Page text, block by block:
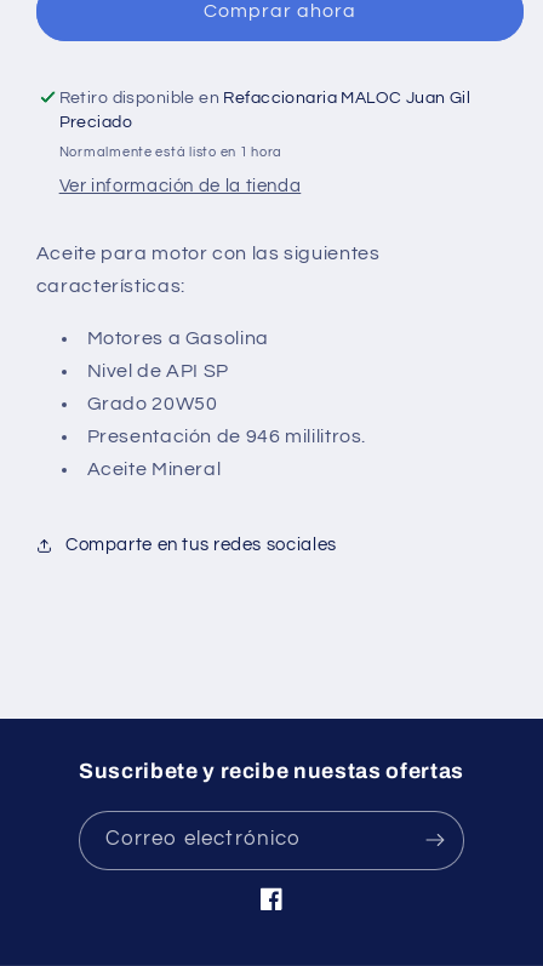
Multigrado
20W50
(946
mL)
Mobil
Multigrado
20W50
mL)
Comprar ahora
Retiro disponible en Refaccionaria MALOC Juan Gil
Preciado
Normalmente está listo en 1 hora
Ver información de la tienda
Aceite para motor con las siguientes
características:
Motores a Gasolina
Nivel de API SP
Grado 20W50
Presentación de 946 mililitros.
Aceite Mineral
Comparte en tus redes sociales
Suscribete y recibe nuestas ofertas
Correo electrónico
Facebook